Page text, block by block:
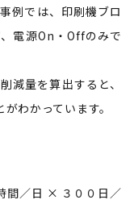
例では、印刷機ブロ
電源On・Offのみで
減量を算出すると、
わかっています。
間／日 × ３００日／